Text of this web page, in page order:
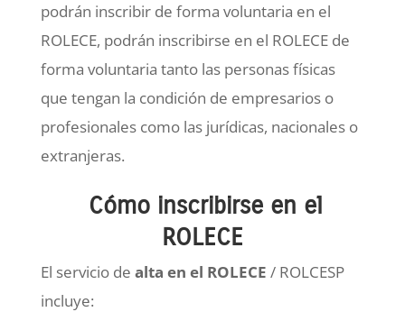
podrán inscribir de forma voluntaria en el
ROLECE, podrán inscribirse en el ROLECE de
forma voluntaria tanto las personas físicas
que tengan la condición de empresarios o
profesionales como las jurídicas, nacionales o
extranjeras.
Cómo inscribirse en el
ROLECE
El servicio de alta en el ROLECE / ROLCESP
incluye: